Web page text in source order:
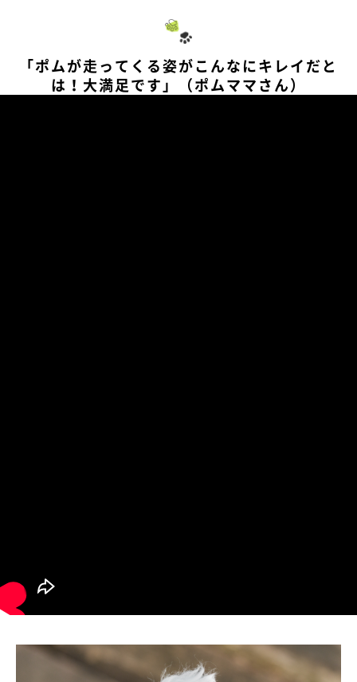
「ポムが走ってくる姿がこんなにキレイだと
は！大満足です」（ポムママさん）